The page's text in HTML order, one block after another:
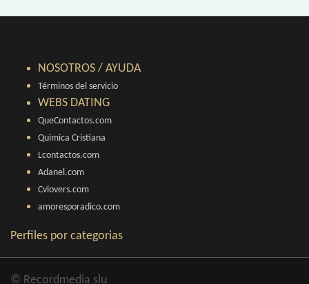
NOSOTROS / AYUDA
Términos del servicio
WEBS DATING
QueContactos.com
Quimica Cristiana
Lcontactos.com
Adanel.com
Cvlovers.com
amoresporadico.com
Perfiles por categorias
© Recordmedia slu